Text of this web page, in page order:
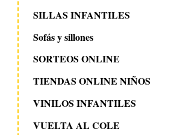
SILLAS INFANTILES
Sofás y sillones
SORTEOS ONLINE
TIENDAS ONLINE NIÑOS
VINILOS INFANTILES
VUELTA AL COLE